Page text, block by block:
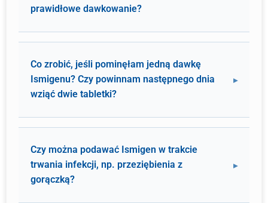
prawidłowe dawkowanie?
Co zrobić, jeśli pominęłam jedną dawkę
Ismigenu? Czy powinnam następnego dnia
wziąć dwie tabletki?
Czy można podawać Ismigen w trakcie
trwania infekcji, np. przeziębienia z
gorączką?